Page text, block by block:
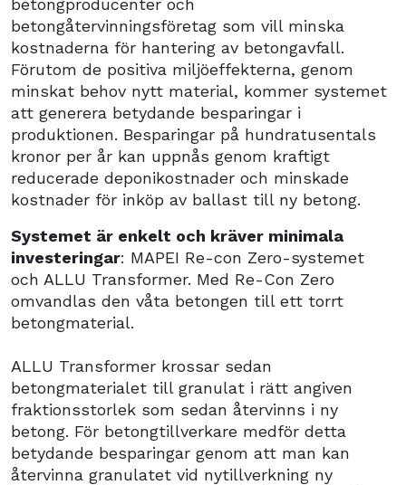
betongproducenter och
betongåtervinningsföretag som vill minska
kostnaderna för hantering av betongavfall.
Förutom de positiva miljöeffekterna, genom
minskat behov nytt material, kommer systemet
att generera betydande besparingar i
produktionen. Besparingar på hundratusentals
kronor per år kan uppnås genom kraftigt
reducerade deponikostnader och minskade
kostnader för inköp av ballast till ny betong.
Systemet är enkelt och kräver minimala
investeringar: MAPEI Re-con Zero-systemet
och ALLU Transformer. Med Re-Con Zero
omvandlas den våta betongen till ett torrt
betongmaterial.
ALLU Transformer krossar sedan
betongmaterialet till granulat i rätt angiven
fraktionsstorlek som sedan återvinns i ny
betong. För betongtillverkare medför detta
betydande besparingar genom att man kan
återvinna granulatet vid nytillverkning ny